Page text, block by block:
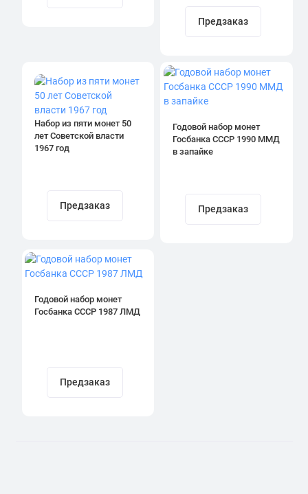
Предзаказ
Набор из пяти монет 50
лет Советской власти
1967 год
Предзаказ
Годовой набор монет
Госбанка СССР 1990 ММД
в запайке
Предзаказ
Годовой набор монет
Госбанка СССР 1987 ЛМД
Предзаказ